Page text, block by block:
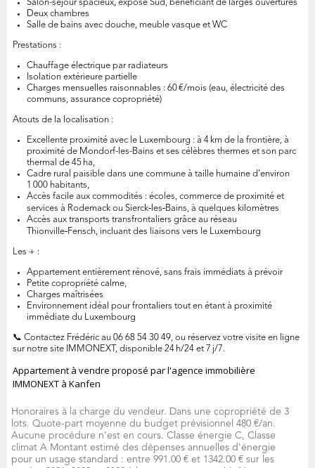
Salon-séjour spacieux, exposé Sud, bénéficiant de larges ouvertures
Deux chambres
Salle de bains avec douche, meuble vasque et WC
Prestations :
Chauffage électrique par radiateurs
Isolation extérieure partielle
Charges mensuelles raisonnables : 60 €/mois (eau, électricité des
communs, assurance copropriété)
Atouts de la localisation :
Excellente proximité avec le Luxembourg : à 4 km de la frontière, à
proximité de Mondorf-les-Bains et ses célèbres thermes et son parc
thermal de 45 ha,
Cadre rural paisible dans une commune à taille humaine d’environ
1 000 habitants,
Accès facile aux commodités : écoles, commerce de proximité et
services à Rodemack ou Sierck‑les‑Bains, à quelques kilomètres
Accès aux transports transfrontaliers grâce au réseau
Thionville‑Fensch, incluant des liaisons vers le Luxembourg
Les + :
Appartement entièrement rénové, sans frais immédiats à prévoir
Petite copropriété calme,
Charges maîtrisées
Environnement idéal pour frontaliers tout en étant à proximité
immédiate du Luxembourg
📞 Contactez Frédéric au 06 68 54 30 49, ou réservez votre visite en ligne
sur notre site IMMONEXT, disponible 24 h/24 et 7 j/7.
Appartement à vendre proposé par l'agence immobilière
IMMONEXT à Kanfen
Honoraires à la charge du vendeur. Dans une copropriété de 3
lots. Quote-part moyenne du budget prévisionnel 480 €/an.
Aucune procédure n'est en cours. Classe énergie C, Classe
climat A Montant estimé des dépenses annuelles d'énergie
pour un usage standard : entre 991.00 € et 1342.00 € sur les